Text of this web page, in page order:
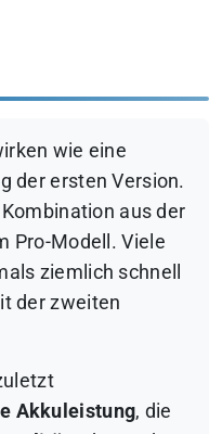
wie eine
der ersten Version.
aus der
Pro-Modell. Viele
ziemlich schnell
der zweiten
Akkuleistung, die